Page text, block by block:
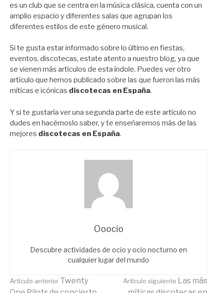
es un club que se centra en la música clásica, cuenta con un
amplio espacio y diferentes salas que agrupan los
diferentes estilos de este género musical.
Si te gusta estar informado sobre lo último en fiestas,
eventos, discotecas, estate atento a nuestro blog, ya que
se vienen más artículos de esta índole. Puedes ver otro
artículo que hemos publicado sobre las que fueron las más
míticas e icónicas discotecas en España.
Y si te gustaría ver una segunda parte de este artículo no
dudes en hacérnoslo saber, y te enseñaremos más de las
mejores discotecas en España.
Ooocio
Descubre actividades de ocio y ocio nocturno en
cualquier lugar del mundo
Artículo anterior Twenty
Artículo siguiente Las más